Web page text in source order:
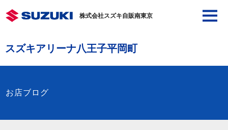
株式会社スズキ自販南東京
スズキアリーナ八王子平岡町
お店ブログ